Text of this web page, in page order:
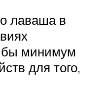
лаваша в
бы минимум
для того,